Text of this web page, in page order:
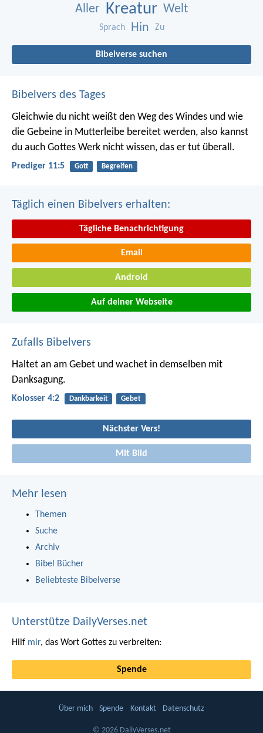
Aller Kreatur Welt
Sprach Hin Zu
Bibelverse suchen
Bibelvers des Tages
Gleichwie du nicht weißt den Weg des Windes und wie
die Gebeine in Mutterleibe bereitet werden, also kannst
du auch Gottes Werk nicht wissen, das er tut überall.
Prediger 11:5 Gott Begreifen
Täglich einen Bibelvers erhalten:
Tägliche Benachrichtigung
Email
Android
Auf deiner Webseite
Zufalls Bibelvers
Haltet an am Gebet und wachet in demselben mit
Danksagung.
Kolosser 4:2 Dankbarkeit Gebet
Nächster Vers!
Mit Bild
Mehr lesen
Themen
Suche
Archiv
Bibel Bücher
Beliebteste Bibelverse
Unterstütze DailyVerses.net
Hilf mir, das Wort Gottes zu verbreiten:
Spende
Über mich Spende Kontakt Datenschutz
© 2026 DailyVerses.net